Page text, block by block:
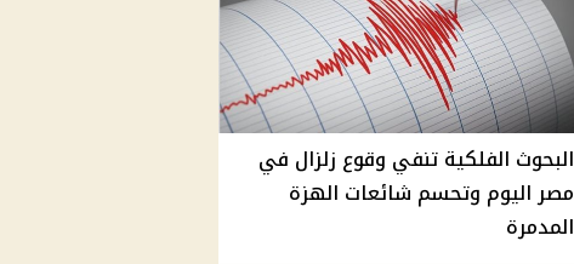
البحوث الفلكية تنفي وقوع زلزال في
مصر اليوم وتحسم شائعات الهزة
المدمرة